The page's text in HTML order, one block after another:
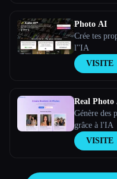
Photo AI
Crée tes
l''IA
VISITE
Real Photo
Génère des
grâce à l'IA
VISITE